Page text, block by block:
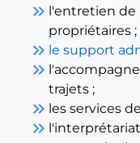
keyboard_double_arrow_right l'entretien de
propriétaires ;
keyboard_double_arrow_right le support
keyboard_double_arrow_right
trajets ;
keyboard_double_arrow_right les services
keyboard_double_arrow_right